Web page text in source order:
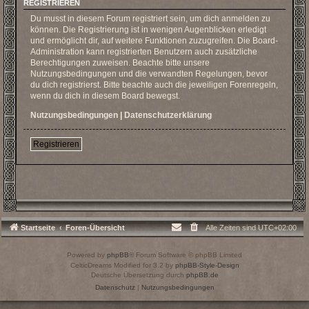
REGISTRIEREN
Du musst in diesem Forum registriert sein, um dich anmelden zu
können. Die Registrierung ist in wenigen Augenblicken erledigt
und ermöglicht dir, auf weitere Funktionen zuzugreifen. Die Board-
Administration kann registrierten Benutzern auch zusätzliche
Berechtigungen zuweisen. Beachte bitte unsere
Nutzungsbedingungen und die verwandten Regelungen, bevor
du dich registrierst. Bitte beachte auch die jeweiligen Forenregeln,
wenn du dich in diesem Board bewegst.
Nutzungsbedingungen | Datenschutzerklärung
Registrieren
Startseite Foren-Übersicht Alle Zeiten sindUTC+02:00
Powered by phpBB® Forum Software © phpBB Limited
CelticDreams Modified for 3.2 by phpBB-Style-Design
Deutsche Übersetzung durch phpBB.de
Datenschutz| Nutzungsbedingungen